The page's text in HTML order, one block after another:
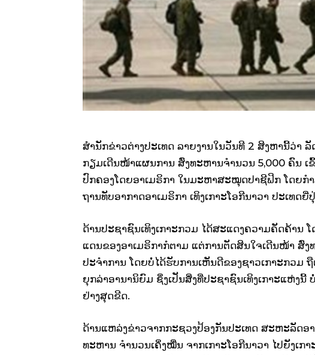
ສຳນັກຂ່າວຕ່າງປະເທດ ລາຍງານໃນວັນທີ 2 ສິງຫານີ້ວ່າ
ກຽມເດີນໜ້າແຜນການ ສົ່ງທະຫານຈຳນວນ 5,000 ຄົນ ເ
ປົກຄອງໂດຍອາເມຣິກາ ໃນມະຫາສະໝຸດປາຊີຟິກ ໂດຍ
ຖານທັບອາກາດອາເມຣິກາ ເທິງເກາະໂອກີນາວາ ປະເທດຍີ່
ດ້ານປະຊາຊົນເທິງເກາະກວມ ໄດ້ສະແດງຄວາມຄັດຄ້ານ
ແດນຂອງອາເມຣິກາກໍຕາມ ແຕ່ການຕັດສິນໃຈເດີນໜ້າ ສົ່ງ
ປະຈຳການ ໂດຍບໍ່ໄດ້ຮັບການເຫັນດີຂອງຊາວເກາະກວມ
ຍຸກລ່າອານານິຍົມ ຊຶ່ງເປັນສິ່ງທີ່ປະຊາຊົນເທິງເກາະແຫ່ງ
ຢ່າງສຸດຂີດ.
ດ້ານແຫລ່ງຂ່າວຈາກກະຊວງປ້ອງກັນປະເທດ ສະຫະລັດອ
ທະຫານ ຈຳນວນເຄິ່ງໝື່ນ ຈາກເກາະໂອກີນາວາ ໄປຍັງເກ